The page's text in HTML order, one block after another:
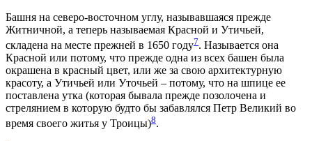
Башня на северо-восточном углу, называвшаяся прежде
Житничной, а теперь называемая Красной и Утичьей,
складена на месте прежней в 1650 году7. Называется она
Красной или потому, что прежде одна из всех башен была
окрашена в красный цвет, или же за свою архитектурную
красоту, а Утичьей или Уточьей – потому, что на шпице ее
поставлена утка (которая бывала прежде позолочена и
стрелянием в которую будто бы забавлялся Петр Великий во
время своего житья у Троицы)8.